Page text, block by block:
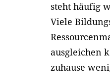
steht häufig
Viele
ausgleichen
zuhause